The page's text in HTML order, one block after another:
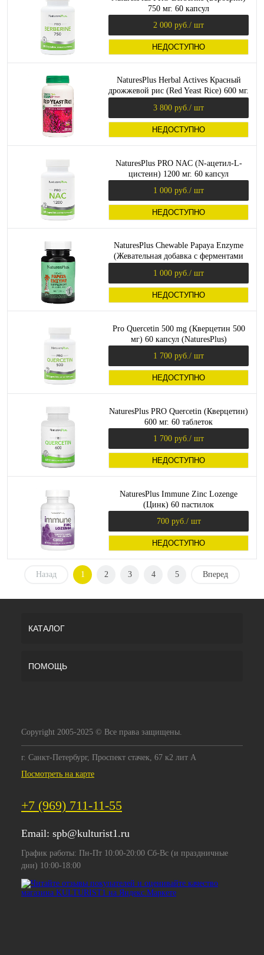
750 мг. 60 капсул
2 000 руб. / шт
НЕДОСТУПНО
NaturesPlus Herbal Actives Красный
дрожжевой рис (Red Yeast Rice) 600 мг.
3 800 руб. / шт
НЕДОСТУПНО
NaturesPlus PRO NAC (N-ацетил-L-
цистеин) 1200 мг. 60 капсул
1 000 руб. / шт
НЕДОСТУПНО
NaturesPlus Chewable Papaya Enzyme
(Жевательная добавка с ферментами
1 000 руб. / шт
НЕДОСТУПНО
Pro Quercetin 500 mg (Кверцетин 500
мг) 60 капсул (NaturesPlus)
1 700 руб. / шт
НЕДОСТУПНО
NaturesPlus PRO Quercetin (Кверцетин)
600 мг. 60 таблеток
1 700 руб. / шт
НЕДОСТУПНО
NaturesPlus Immune Zinc Lozenge
(Цинк) 60 пастилок
700 руб. / шт
НЕДОСТУПНО
Назад 1 2 3 4 5 Вперед
КАТАЛОГ
ПОМОЩЬ
Copyright 2005-2025 © Все права защищены.
г. Санкт-Петербург, Проспект стачек, 67 к2 лит А
Посмотреть на карте
+7 (969) 711-11-55
Email: spb@kulturist1.ru
График работы: Пн-Пт 10:00-20:00 Сб-Вс (и праздничные
дни) 10:00-18:00